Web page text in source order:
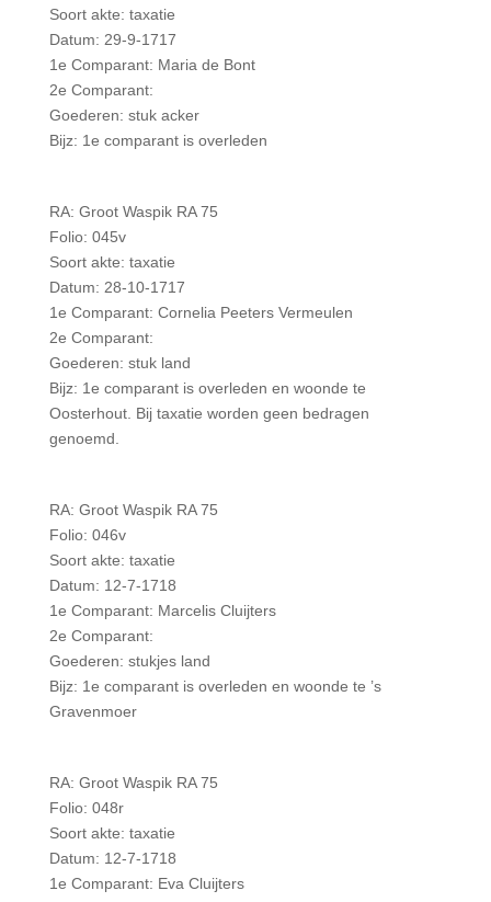
Soort akte: taxatie
Datum: 29-9-1717
1e Comparant: Maria de Bont
2e Comparant:
Goederen: stuk acker
Bijz: 1e comparant is overleden
RA: Groot Waspik RA 75
Folio: 045v
Soort akte: taxatie
Datum: 28-10-1717
1e Comparant: Cornelia Peeters Vermeulen
2e Comparant:
Goederen: stuk land
Bijz: 1e comparant is overleden en woonde te
Oosterhout. Bij taxatie worden geen bedragen
genoemd.
RA: Groot Waspik RA 75
Folio: 046v
Soort akte: taxatie
Datum: 12-7-1718
1e Comparant: Marcelis Cluijters
2e Comparant:
Goederen: stukjes land
Bijz: 1e comparant is overleden en woonde te ’s
Gravenmoer
RA: Groot Waspik RA 75
Folio: 048r
Soort akte: taxatie
Datum: 12-7-1718
1e Comparant: Eva Cluijters